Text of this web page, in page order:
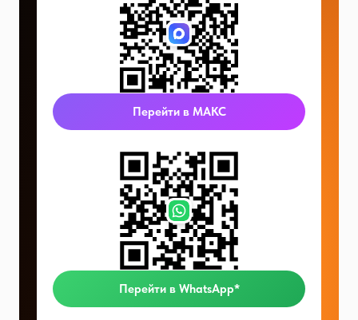
Перейти в МАКС
Перейти в WhatsApp*